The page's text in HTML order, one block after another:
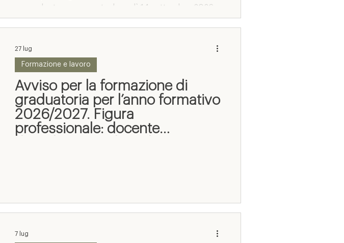
seconde, terze e quarte: lunedì 14 settembre 2026,
con ingresso in convitto previsto nella serata di
settembre 2026 Seguiranno specifi
Avviso per la formazione di
graduatoria per l’anno formativo
2026/2027. Figura
professionale: docente
Formazione e lavoro
27 lug
7 lug